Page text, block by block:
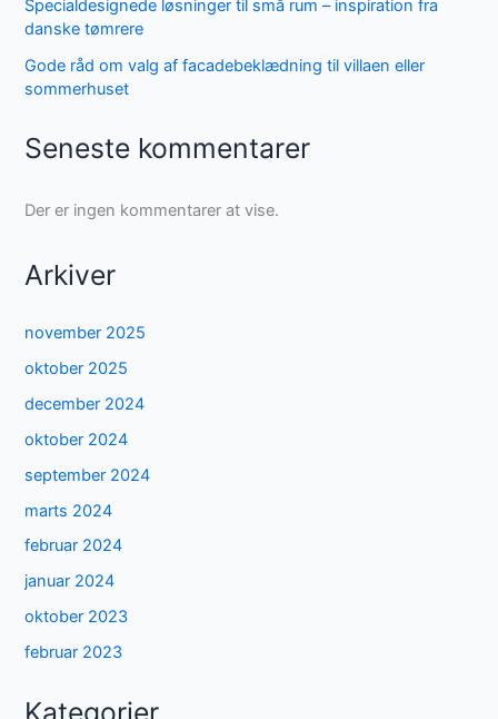
Specialdesignede løsninger til små rum – inspiration fra
danske tømrere
Gode råd om valg af facadebeklædning til villaen eller
sommerhuset
Seneste kommentarer
Der er ingen kommentarer at vise.
Arkiver
november 2025
oktober 2025
december 2024
oktober 2024
september 2024
marts 2024
februar 2024
januar 2024
oktober 2023
februar 2023
Kategorier